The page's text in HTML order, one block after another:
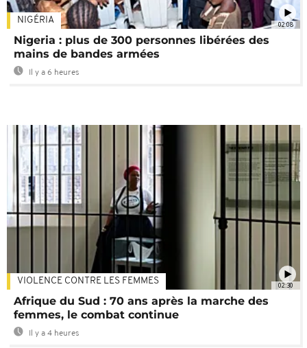
02:08
NIGÉRIA
Nigeria : plus de 300 personnes libérées des
mains de bandes armées
Il y a 6 heures
02:30
VIOLENCE CONTRE LES FEMMES
Afrique du Sud : 70 ans après la marche des
femmes, le combat continue
Il y a 4 heures